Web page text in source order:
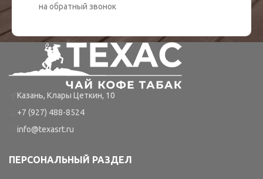
на обратный звонок
Казань, Клары Цеткин, 10
+7 (927) 488-8524
info@texasrt.ru
ПЕРСОНАЛЬНЫЙ РАЗДЕЛ